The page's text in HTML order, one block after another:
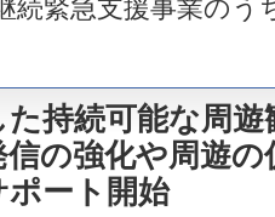
続緊急支援事業のう
た持続可能な周
信の強化や周遊
ポート開始